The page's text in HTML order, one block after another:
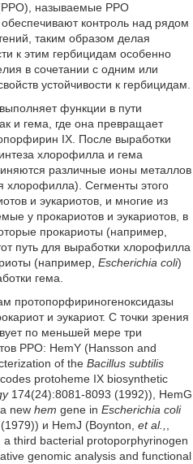
называемые PPO
контроль над рядом
таким образом делая
к этим гербицидам особенно
в сочетании с одним или
устойчивости к гербицидам.
функции в пути
и гема, где она превращает
IX. После выработки
хлорофилла и гема
различные ионы металлов
хлорофилла). Сегменты этого
и эукариотов, и многие из
у прокариотов и эукариотов, в
прокариоты (например,
путь для выработки хлорофилла
(например, Escherichia coli)
гема.
протопорфириногеноксидазы
и эукариот. С точки зрения
по меньшей мере три
PPO: HemY (Hansson and
of the Bacillus subtilis
protoheme IX biosynthetic
174(24):8081-8093 (1992)), HemG
new hem gene in Escherichia coli
и HemJ (Boynton, et al.,
third bacterial protoporphyrinogen
genomic analysis and functional